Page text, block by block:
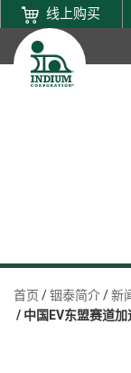
线上购买
首页 铟泰简介
新
中国EV东盟赛道